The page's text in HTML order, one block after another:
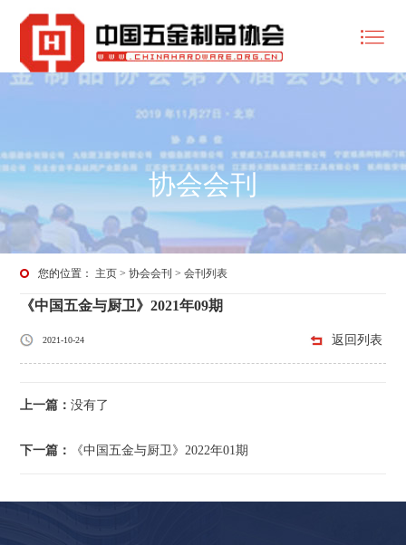
协会会刊
您的位置： 主页 >协会会刊 >会刊列表
《中国五金与厨卫》2021年09期
2021-10-24 返回列表
上一篇：没有了
下一篇： 《中国五金与厨卫》2022年01期